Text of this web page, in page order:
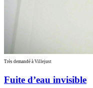
Très demandé à Villejust
Fuite d’eau invisible